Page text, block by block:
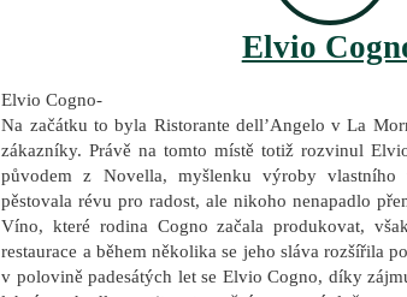
Elvio
Elvio Cogno-
Na začátku to byla Ristorante dell’Angelo v La
zákazníky. Právě na tomto místě totiž rozvinul
původem z Novella, myšlenku výroby vlastního
pěstovala révu pro radost, ale nikoho nenapadlo
Víno, které rodina Cogno začala produkovat,
restaurace a během několika se jeho sláva rozšířila
v polovině padesátých let se Elvio Cogno, díky